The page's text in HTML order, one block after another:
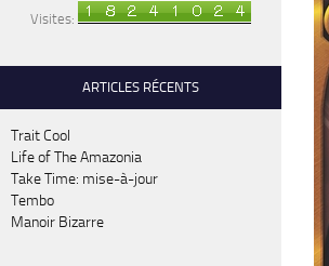
Visites:
ARTICLES RÉCENTS
Trait Cool
Life of The Amazonia
Take Time: mise-à-jour
Tembo
Manoir Bizarre